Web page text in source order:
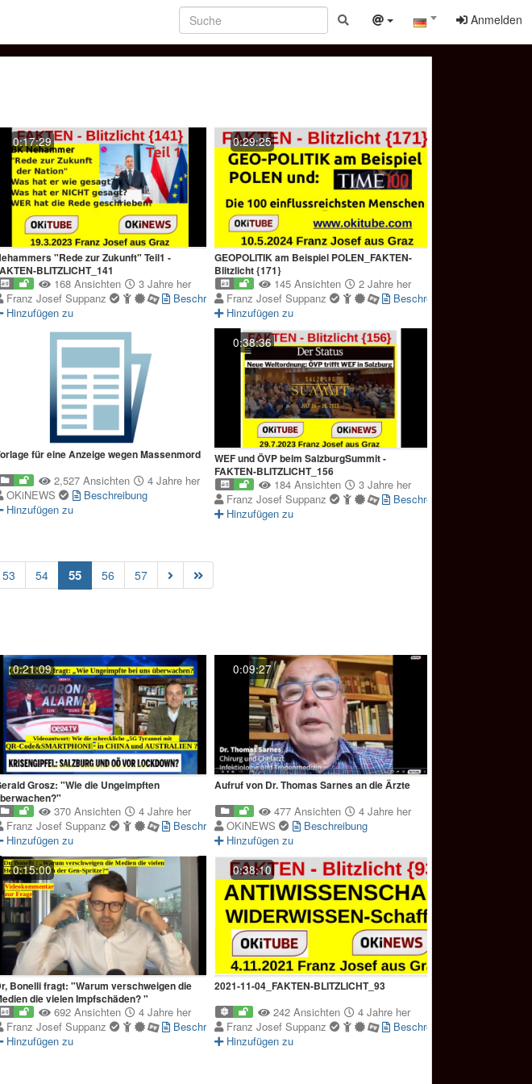
Anmelden
0:17:29
"Rede zur Zukunft" Teil1 -
BLITZLICHT_141
168 Ansichten
3 Jahre her
Franz Josef Suppanz
Beschreibung
Hinzufügen zu
0:29:25
GEOPOLITIK am Beispiel POLEN_FAKTEN-
Blitzlicht {171}
145 Ansichten
2 Jahre her
Franz Josef Suppanz
Beschreibung
Hinzufügen zu
für eine Anzeige wegen Massenmord
2,527 Ansichten
4 Jahre her
OKiNEWS
Beschreibung
Hinzufügen zu
0:38:36
WEF und ÖVP beim SalzburgSummit -
FAKTEN-BLITZLICHT_156
184 Ansichten
3 Jahre her
Franz Josef Suppanz
Beschreibung
Hinzufügen zu
53 54 55(current)
56 57
0:21:09
Grosz: "Wie die Ungeimpften
370 Ansichten
4 Jahre her
Franz Josef Suppanz
Beschreibung
Hinzufügen zu
0:09:27
Aufruf von Dr. Thomas Sarnes an die Ärzte
477 Ansichten
4 Jahre her
OKiNEWS
Beschreibung
Hinzufügen zu
0:15:00
Bonelli fragt: "Warum verschweigen die
die vielen Impfschäden? "
692 Ansichten
4 Jahre her
Franz Josef Suppanz
Beschreibung
Hinzufügen zu
0:38:10
2021-11-04_FAKTEN-BLITZLICHT_93
242 Ansichten
4 Jahre her
Franz Josef Suppanz
Beschreibung
Hinzufügen zu